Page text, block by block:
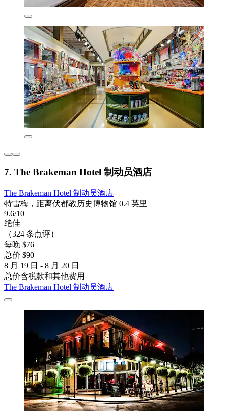
7. The Brakeman Hotel 制动员酒店
The Brakeman Hotel 制动员酒店
特雷梅，距离伏都教历史博物馆 0.4 英里
9.6/10
绝佳
（324 条点评）
每晚 $76
总价 $90
8 月 19 日 - 8 月 20 日
总价含税款和其他费用
The Brakeman Hotel 制动员酒店